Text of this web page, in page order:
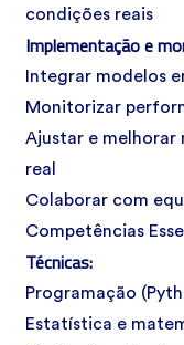
condições reais
Implementação e
Integrar modelos
Monitorizar
Ajustar e melhorar
real
Colaborar com
Competências
Técnicas:
Programação (
Estatística e